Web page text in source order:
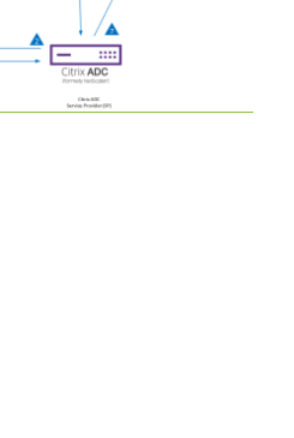
mit Azure-AD als IdP und